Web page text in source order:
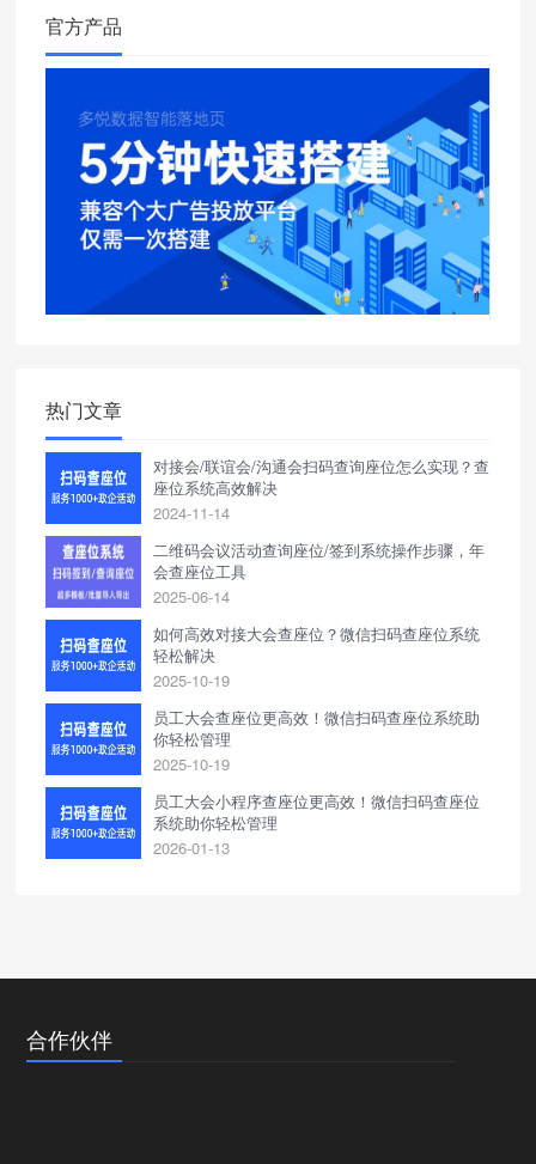
官方产品
热门文章
对接会/联谊会/沟通会扫码查询座位怎么实现？查
座位系统高效解决
2024-11-14
二维码会议活动查询座位/签到系统操作步骤，年
会查座位工具
2025-06-14
如何高效对接大会查座位？微信扫码查座位系统
轻松解决
2025-10-19
员工大会查座位更高效！微信扫码查座位系统助
你轻松管理
2025-10-19
员工大会小程序查座位更高效！微信扫码查座位
系统助你轻松管理
2026-01-13
合作伙伴